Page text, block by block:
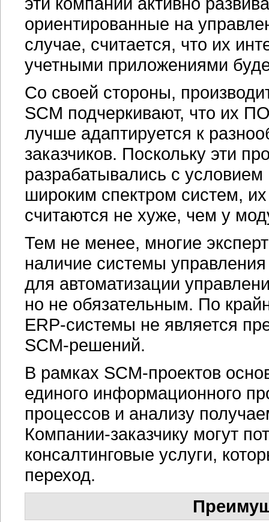
ориентированные на
случае, считается, что их
учетными приложениями
Со своей стороны,
SCM подчеркивают, что их
лучше адаптируется к
заказчиков. Поскольку эти
разрабатывались с
широким спектром систем,
считаются не хуже, чем у
Тем не менее, многие
наличие системы
для автоматизации
но не обязательным. По
ERP-системы не является
SCM-решений.
В рамках SCM-проектов
единого информационного
процессов и анализу
Компании-заказчику могут
консалтинговые услуги,
переход.